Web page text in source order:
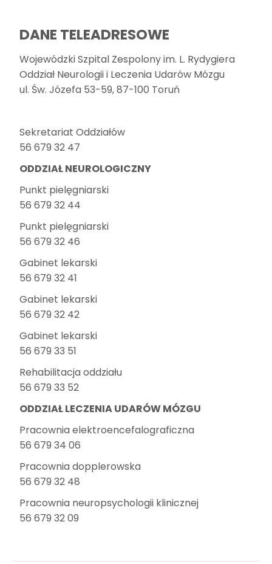
DANE TELEADRESOWE
Wojewódzki Szpital Zespolony im. L. Rydygiera
Oddział Neurologii i Leczenia Udarów Mózgu
ul. Św. Józefa 53-59, 87-100 Toruń
Sekretariat Oddziałów
56 679 32 47
ODDZIAŁ NEUROLOGICZNY
Punkt pielęgniarski
56 679 32 44
Punkt pielęgniarski
56 679 32 46
Gabinet lekarski
56 679 32 41
Gabinet lekarski
56 679 32 42
Gabinet lekarski
56 679 33 51
Rehabilitacja oddziału
56 679 33 52
ODDZIAŁ LECZENIA UDARÓW MÓZGU
Pracownia elektroencefalograficzna
56 679 34 06
Pracownia dopplerowska
56 679 32 48
Pracownia neuropsychologii klinicznej
56 679 32 09